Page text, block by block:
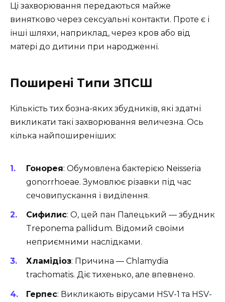
Ці захворювання передаються майже
винятково через сексуальні контакти. Проте є і
інші шляхи, наприклад, через кров або від
матері до дитини при народженні.
Поширені Типи ЗПСШ
Кількість тих бозна-яких збудників, які здатні
викликати такі захворювання величезна. Ось
кілька найпоширеніших:
Гонорея: Обумовлена бактерією Neisseria
gonorrhoeae. Зумовлює різавки під час
сечовипускання і виділення.
Сифилис: О, цей пан Палецький — збудник
Treponema pallidum. Відомий своїми
неприємними наслідками.
Хламідіоз: Причина — Chlamydia
trachomatis. Діє тихенько, але впевнено.
Герпес: Викликають вірусами HSV-1 та HSV-